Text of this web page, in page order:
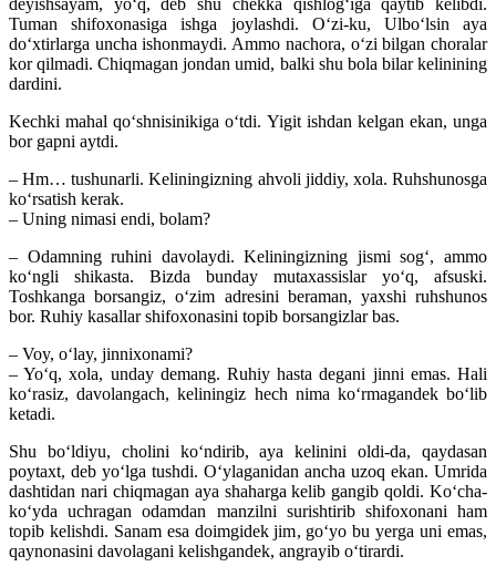
Tuman shifoxonasiga ishga joylashdi. O‘zi-ku, Ulbo‘lsin aya
do‘xtirlarga uncha ishonmaydi. Ammo nachora, o‘zi bilgan choralar
kor qilmadi. Chiqmagan jondan umid, balki shu bola bilar kelinining
dardini.
Kechki mahal qo‘shnisinikiga o‘tdi. Yigit ishdan kelgan ekan, unga
bor gapni aytdi.
– Hm… tushunarli. Keliningizning ahvoli jiddiy, xola. Ruhshunosga
ko‘rsatish kerak.
– Uning nimasi endi, bolam?
– Odamning ruhini davolaydi. Keliningizning jismi sog‘, ammo
ko‘ngli shikasta. Bizda bunday mutaxassislar yo‘q, afsuski.
Toshkanga borsangiz, o‘zim adresini beraman, yaxshi ruhshunos
bor. Ruhiy kasallar shifoxonasini topib borsangizlar bas.
– Voy, o‘lay, jinnixonami?
– Yo‘q, xola, unday demang. Ruhiy hasta degani jinni emas. Hali
ko‘rasiz, davolangach, keliningiz hech nima ko‘rmagandek bo‘lib
ketadi.
Shu bo‘ldiyu, cholini ko‘ndirib, aya kelinini oldi-da, qaydasan
poytaxt, deb yo‘lga tushdi. O‘ylaganidan ancha uzoq ekan. Umrida
dashtidan nari chiqmagan aya shaharga kelib gangib qoldi. Ko‘cha-
ko‘yda uchragan odamdan manzilni surishtirib shifoxonani ham
topib kelishdi. Sanam esa doimgidek jim, go‘yo bu yerga uni emas,
qaynonasini davolagani kelishgandek, angrayib o‘tirardi.